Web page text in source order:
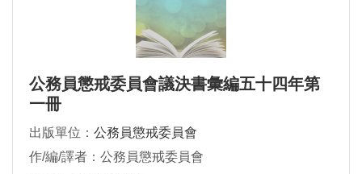
公務員懲戒委員會議決書彙編五十四年第
一冊
出版單位： 公務員懲戒委員會
作/編/譯者：公務員懲戒委員會